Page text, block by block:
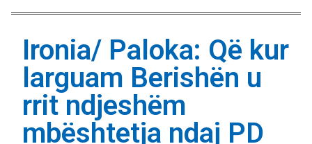
Ironia/ Paloka: Që kur
larguam Berishën u
rrit ndjeshëm
mbështetja ndaj PD